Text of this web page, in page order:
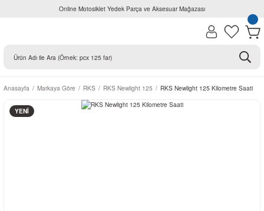
Online Motosiklet Yedek Parça ve Aksesuar Mağazası
Anasayfa Markaya Göre RKS RKS Newlight 125 RKS Newlight 125 Kilometre Saati
YENİ